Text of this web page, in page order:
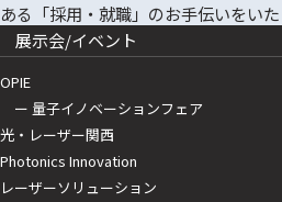
展示会/イベント
OPIE
ー 量子イノベーションフェア
光・レーザー関西
Photonics Innovation
レーザーソリューション